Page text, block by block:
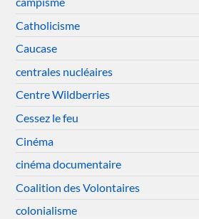
Catholicisme
Caucase
centrales nucléaires
Centre Wildberries
Cessez le feu
Cinéma
cinéma documentaire
Coalition des Volontaires
colonialisme